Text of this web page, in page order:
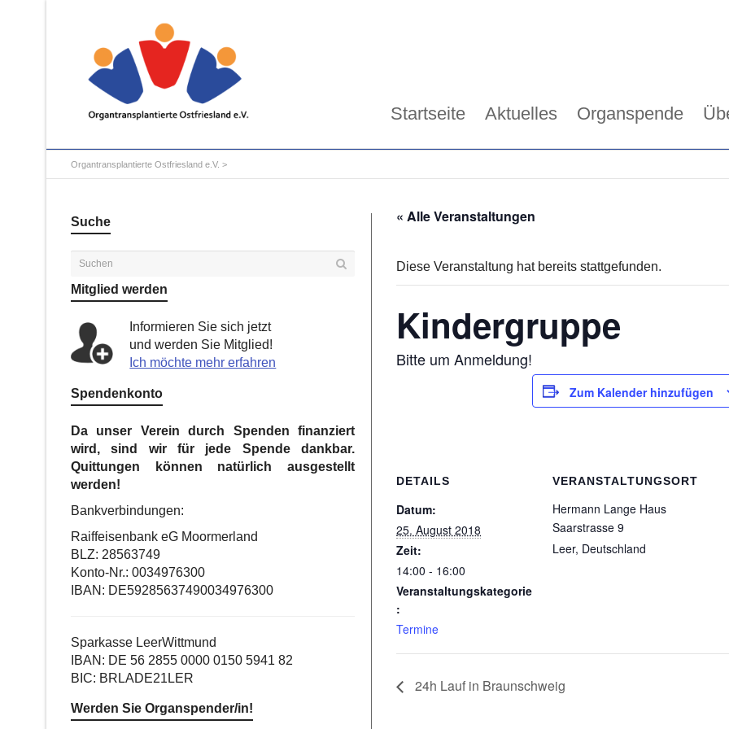
Startseite Aktuelles Organspende
Organtransplantierte Ostfriesland e.V. >
« Alle Veranstaltungen
Diese Veranstaltung hat bereits stattgefunden.
Kindergruppe
Bitte um Anmeldung!
Zum Kalender hinzufügen
DETAILS
Datum:
25. August 2018
Zeit:
14:00 - 16:00
Veranstaltungskategorie
:
Termine
VERANSTALTUNGSORT
Hermann Lange Haus
Saarstrasse 9
Leer, Deutschland
24h Lauf in Braunschweig
Suche
Mitglied werden
Informieren Sie sich jetzt
und werden Sie Mitglied!
Ich möchte mehr erfahren
Spendenkonto
Da unser Verein durch Spenden finanziert
wird, sind wir für jede Spende dankbar.
Quittungen können natürlich ausgestellt
werden!
Bankverbindungen:
Raiffeisenbank eG Moormerland
BLZ: 28563749
Konto-Nr.: 0034976300
IBAN: DE59285637490034976300
Sparkasse LeerWittmund
IBAN: DE 56 2855 0000 0150 5941 82
BIC: BRLADE21LER
Werden Sie Organspender/in!